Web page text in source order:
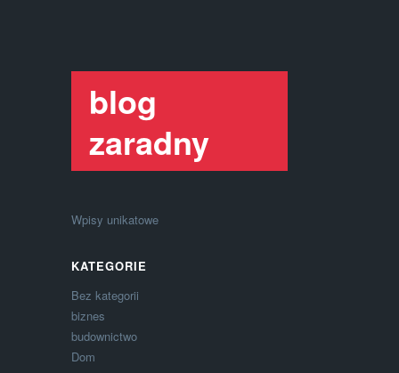
blog
zaradny
Wpisy unikatowe
KATEGORIE
Bez kategorii
biznes
budownictwo
Dom